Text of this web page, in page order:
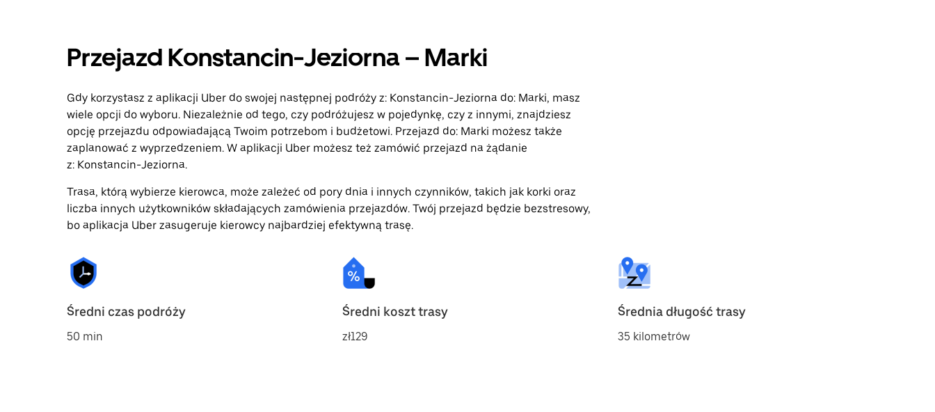
Przejazd Konstancin-Jeziorna – Marki
Gdy korzystasz z aplikacji Uber do swojej następnej podróży z: Konstancin-Jeziorna do: Marki, masz
wiele opcji do wyboru. Niezależnie od tego, czy podróżujesz w pojedynkę, czy z innymi, znajdziesz
opcję przejazdu odpowiadającą Twoim potrzebom i budżetowi. Przejazd do: Marki możesz także
zaplanować z wyprzedzeniem. W aplikacji Uber możesz też zamówić przejazd na żądanie
z: Konstancin-Jeziorna.
Trasa, którą wybierze kierowca, może zależeć od pory dnia i innych czynników, takich jak korki oraz
liczba innych użytkowników składających zamówienia przejazdów. Twój przejazd będzie bezstresowy,
bo aplikacja Uber zasugeruje kierowcy najbardziej efektywną trasę.
Średni czas podróży
50 min
Średni koszt trasy
zł129
Średnia długość trasy
35 kilometrów